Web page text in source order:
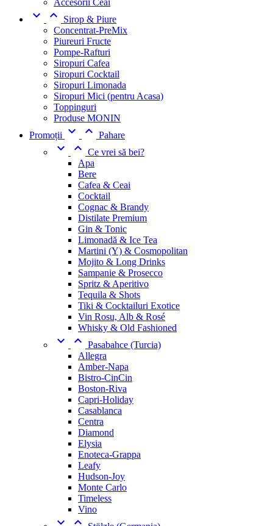
Accesorii Ceai
 
Sirop & Piure
Concentrat-PreMix
Piureuri Fructe
Pompe-Rafturi
Siropuri Cafea
Siropuri Cocktail
Siropuri Limonada
Siropuri Mici (pentru Acasa)
Toppinguri
Produse MONIN
Promoții
  Pahare
  Ce vrei să bei?
Apa
Bere
Cafea & Ceai
Cocktail
Cognac & Brandy
Distilate Premium
Gin & Tonic
Limonadă & Ice Tea
Martini (Y) & Cosmopolitan
Mojito & Long Drinks
Sampanie & Prosecco
Spritz & Aperitivo
Tequila & Shots
Tiki & Cocktailuri Exotice
Vin Rosu, Alb & Rosé
Whisky & Old Fashioned
  Pasabahce (Turcia)
Allegra
Amber-Napa
Bistro-CinCin
Boston-Riva
Capri-Holiday
Casablanca
Centra
Diamond
Elysia
Enoteca-Grappa
Leafy
Hudson-Joy
Monte Carlo
Timeless
Vino
 